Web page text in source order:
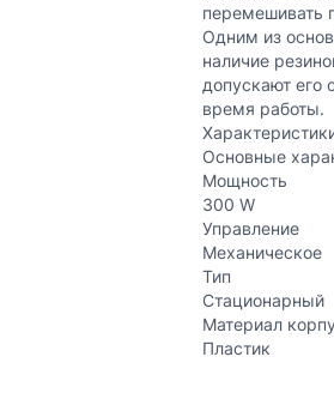
перемешивать
Одним из
наличие
допускают его
время работы.
Основные
Мощность
300 W
Управление
Механическое
Тип
Стационарный
Материал
Пластик